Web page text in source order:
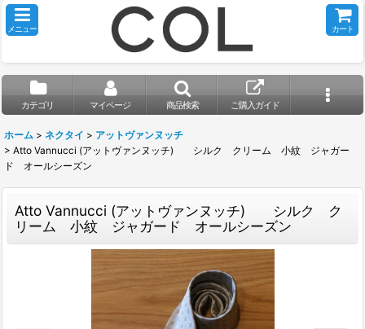
メニュー カート
カテゴリ マイページ 商品検索 ご購入ガイド
ホーム > ネクタイ > アットヴァンヌッチ
> Atto Vannucci (アットヴァンヌッチ) シルク クリーム 小紋 ジャガー
ド オールシーズン
Atto Vannucci (アットヴァンヌッチ) シルク ク
リーム 小紋 ジャガード オールシーズン